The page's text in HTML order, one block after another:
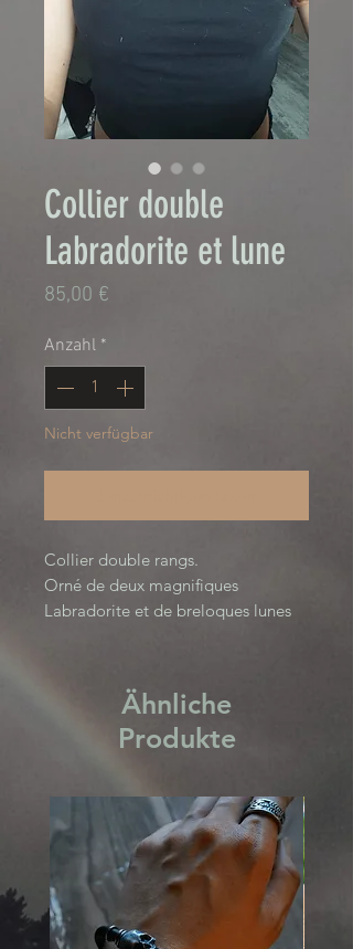
Collier double
Labradorite et lune
85,00 €
Anzahl *
Nicht verfügbar
Collier double rangs.
Orné de deux magnifiques
Labradorite et de breloques lunes
Ähnliche
Produkte